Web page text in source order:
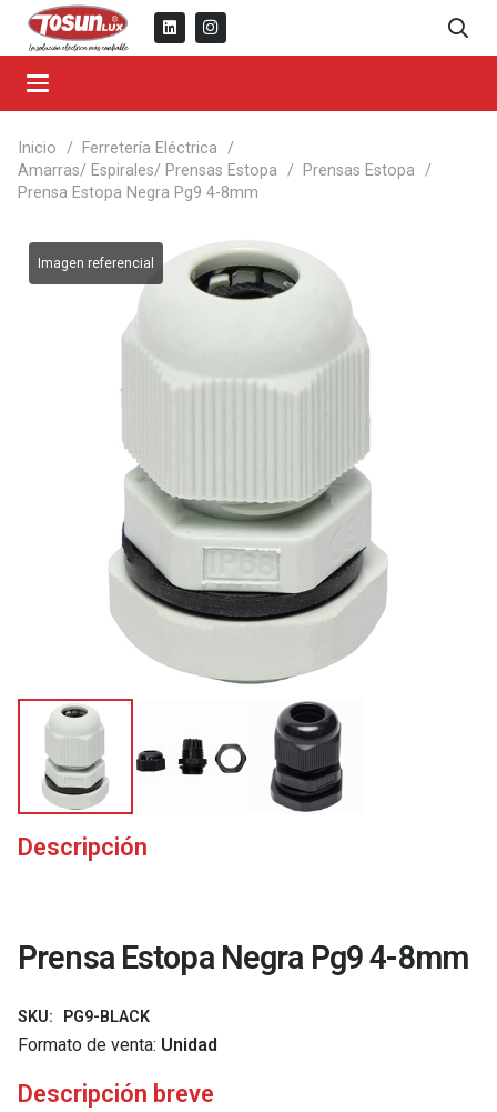
Inicio / Ferretería Eléctrica /
Amarras/ Espirales/ Prensas Estopa / Prensas Estopa /
Prensa Estopa Negra Pg9 4-8mm
Descripción
Prensa Estopa Negra Pg9 4-8mm
SKU: PG9-BLACK
Formato de venta: Unidad
Descripción breve